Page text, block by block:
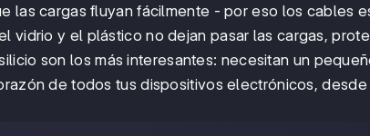
las cargas fluyan fácilmente - por eso los cables
vidrio y el plástico no dejan pasar las cargas,
son los más interesantes: necesitan un
de todos tus dispositivos electrónicos, desde